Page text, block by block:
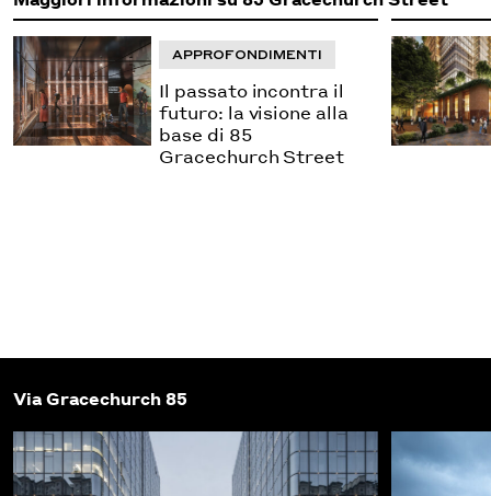
APPROFONDIMENTI
Il passato incontra il
futuro: la visione alla
base di 85
Gracechurch Street
Via Gracechurch 85